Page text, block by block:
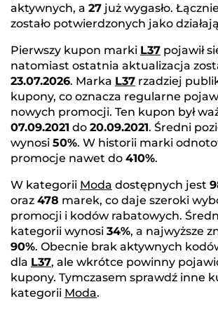
aktywnych, a 27 już wygasło. Łącznie
zostało potwierdzonych jako
Pierwszy kupon marki L37 pojawił
natomiast ostatnia aktualizacja
23.07.2026. Marka L37 rzadziej
kupony, co oznacza regularne
nowych promocji. Ten kupon był
07.09.2021 do 20.09.2021. Średni
wynosi 50%. W historii marki
promocje nawet do 410%.
W kategorii Moda dostępnych jest
oraz 478 marek, co daje szeroki
promocji i kodów rabatowych.
kategorii wynosi 34%, a najwyższe
90%. Obecnie brak aktywnych
dla L37, ale wkrótce powinny
kupony. Tymczasem sprawdź inne
kategorii Moda.